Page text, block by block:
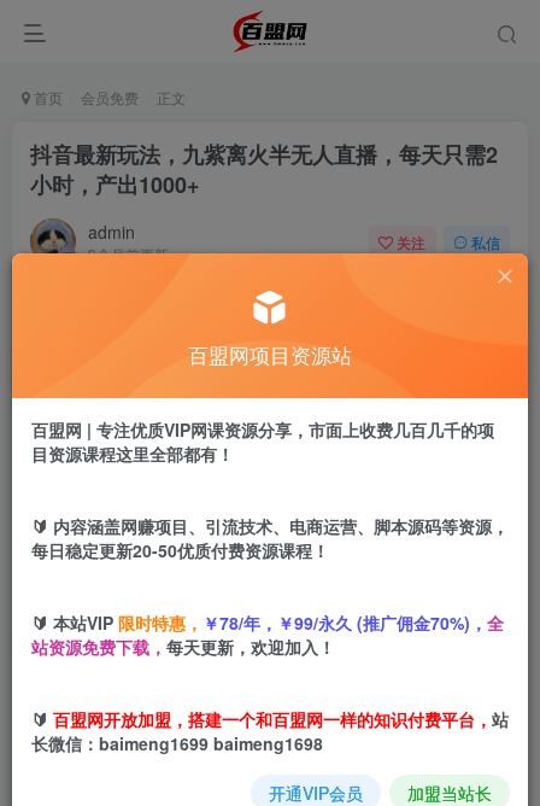
首页 会员免费 正文
抖音最新玩法，九紫离火半无人直播，每天只需2
小时，产出1000+
admin
9个月前更新
关注 私信
盟币 9.9
立即购买
的社交新玩法，轻松又简单地上手却有着独特魅力。
在这个瞬息万变的时代，人们常常承受着职场、家庭等多种
百盟网项目资源站
百盟网 | 专注优质VIP网课资源分享，市面上收费几百几千的项
目资源课程这里全部都有！
🔰 内容涵盖网赚项目、引流技术、电商运营、脚本源码等资源，
每日稳定更新20-50优质付费资源课程！
🔰 本站VIP 限时特惠， ￥78/年，￥99/永久 (推广佣金70%)， 全
站资源免费下载， 每天更新，欢迎加入！
🔰 百盟网开放加盟，搭建一个和百盟网一样的知识付费平台， 站
长微信：baimeng1699 baimeng1698
开通VIP会员 加盟当站长